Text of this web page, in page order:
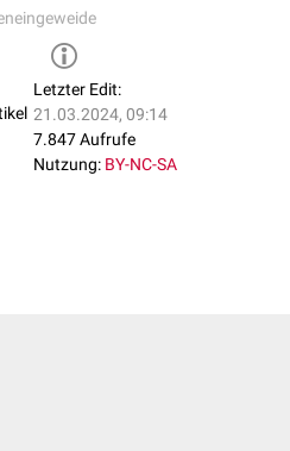
Letzter Edit:
21.03.2024, 09:14
7.847 Aufrufe
Nutzung: BY-NC-SA